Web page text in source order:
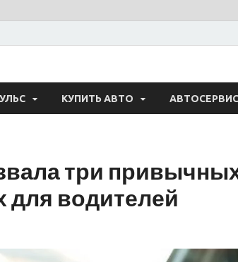
ForPost — Авто
КУПИТЬ АВТО
три
для водителей